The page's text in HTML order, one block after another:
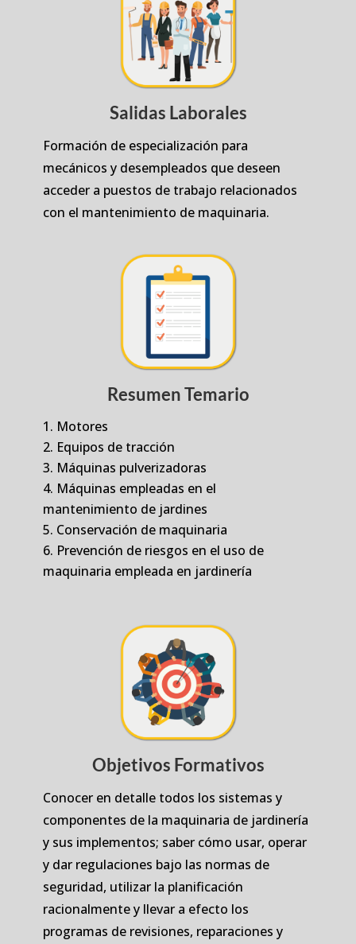
Salidas Laborales
Formación de especialización para
mecánicos y desempleados que deseen
acceder a puestos de trabajo relacionados
con el mantenimiento de maquinaria.
Resumen Temario
Motores
Equipos de tracción
Máquinas pulverizadoras
Máquinas empleadas en el
mantenimiento de jardines
Conservación de maquinaria
Prevención de riesgos en el uso de
maquinaria empleada en jardinería
Objetivos Formativos
Conocer en detalle todos los sistemas y
componentes de la maquinaria de jardinería
y sus implementos; saber cómo usar, operar
y dar regulaciones bajo las normas de
seguridad, utilizar la planificación
racionalmente y llevar a efecto los
programas de revisiones, reparaciones y